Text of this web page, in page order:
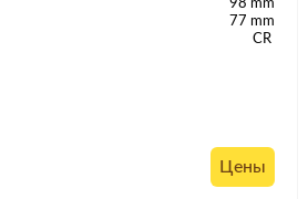
98 mm
77 mm
CR
Цены